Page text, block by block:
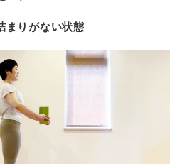
まりがない状態